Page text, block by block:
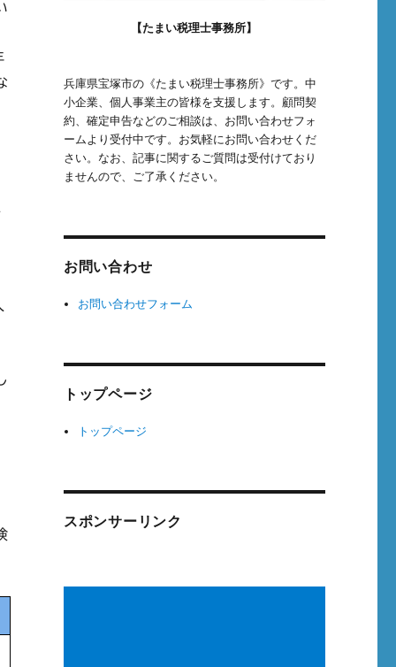
【たまい税理士事務所】
兵庫県宝塚市の《たまい税理士事務所》です。中
小企業、個人事業主の皆様を支援します。顧問契
約、確定申告などのご相談は、お問い合わせフォ
ームより受付中です。お気軽にお問い合わせくだ
さい。なお、記事に関するご質問は受付けており
ませんので、ご了承ください。
お問い合わせ
お問い合わせフォーム
トップページ
トップページ
スポンサーリンク